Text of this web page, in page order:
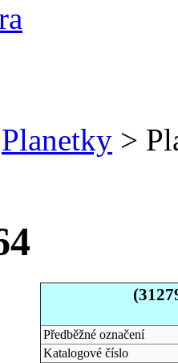
Planetky >
Předběžné označení
Katalogové číslo